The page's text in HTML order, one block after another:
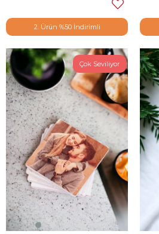
2. Ürün %50 İndirimli
Çok Seviliyor